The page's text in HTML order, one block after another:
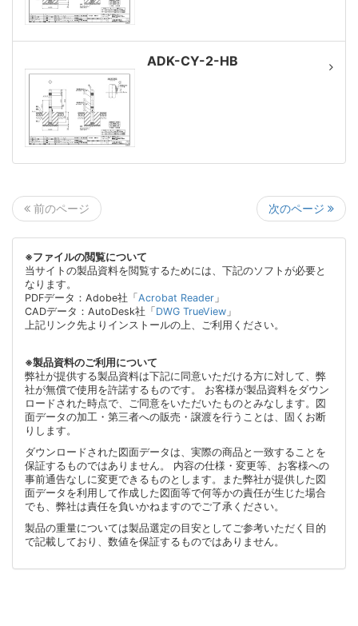
ADK-CY-2-HB
前のページ 次のページ
※ファイルの閲覧について
当サイトの製品資料を閲覧するためには、下記のソフトが必要と
なります。
PDFデータ：Adobe社「Acrobat Reader 」
CADデータ：AutoDesk社「DWG TrueView 」
上記リンク先よりインストールの上、ご利用ください。
※製品資料のご利用について
弊社が提供する製品資料は下記に同意いただける方に対して、弊
社が無償で使用を許諾するものです。 お客様が製品資料をダウン
ロードされた時点で、ご同意をいただいたものとみなします。図
面データの加工・第三者への販売・譲渡を行うことは、固くお断
りします。
ダウンロードされた図面データは、実際の商品と一致することを
保証するものではありません。 内容の仕様・変更等、お客様への
事前通告なしに変更できるものとします。また弊社が提供した図
面データを利用して作成した図面等で何等かの責任が生じた場合
でも、弊社は責任を負いかねますのでご了承ください。
製品の重量については製品選定の目安としてご参考いただく目的
で記載しており、数値を保証するものではありません。